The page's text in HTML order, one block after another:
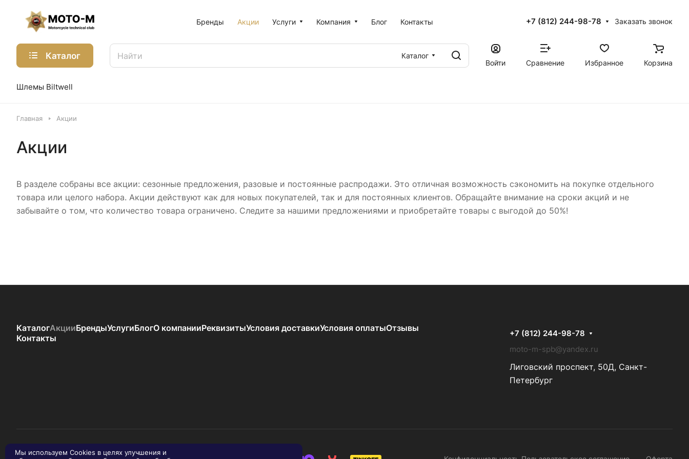
Бренды Акции Услуги Компания Блог Контакты +7 (812) 244-98-78 Заказать звонок
Каталог
Каталог
Войти
Сравнение Избранное Корзина
Шлемы Biltwell
Главная Акции
Акции
В разделе собраны все акции: сезонные предложения, разовые и постоянные распродажи. Это отличная возможность сэкономить на покупке отдельного
товара или целого набора. Акции действуют как для новых покупателей, так и для постоянных клиентов. Обращайте внимание на сроки акций и не
забывайте о том, что количество товара ограничено. Следите за нашими предложениями и приобретайте товары с выгодой до 50%!
КаталогАкцииБрендыУслугиБлогО компанииРеквизитыУсловия доставкиУсловия оплатыОтзывы
Контакты
+7 (812) 244-98-78
moto-m-spb@yandex.ru
Лиговский проспект, 50Д, Санкт-
Петербург
Мы используем Cookies в целях улучшения и